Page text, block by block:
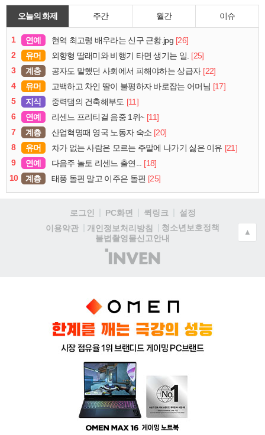
오늘의 화제 주간 월간 이슈
1 연예 현역 최고령 배우라는 신구 근황.jpg [26]
2
유머 외향형 딸래미와 비행기 타면 생기는 일. [25]
3
계층 공자도 말했던 사회에서 피해야하는 상급자 [22]
4
유머 고백하고 차인 딸이 불평하자 바로잡는 어머님 [17]
5
지식 중력댐의 건축해부도 [11]
6
연예 리센느 프리티걸 음중 1위~ [11]
7
계층 산업혁명때 영국 노동자 숙소 [20]
8
유머 차가 없는 사람은 모르는 주말에 나가기 싫은 이유 [21]
9
연예 다음주 놀토 리센느 출연...
[18]
10
계층 태풍 돌핀 말고 이주은 돌핀 [25]
로그인 PC화면 퀵링크
설정
이용약관
개인정보처리방침
청소년보호정책
불법촬영물신고안내
(주)
인
▲